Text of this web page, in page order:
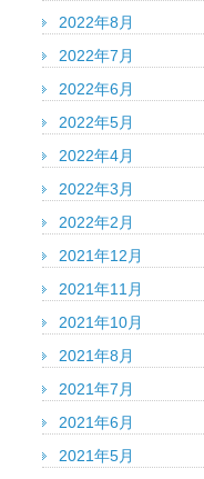
2022年8月
2022年7月
2022年6月
2022年5月
2022年4月
2022年3月
2022年2月
2021年12月
2021年11月
2021年10月
2021年8月
2021年7月
2021年6月
2021年5月